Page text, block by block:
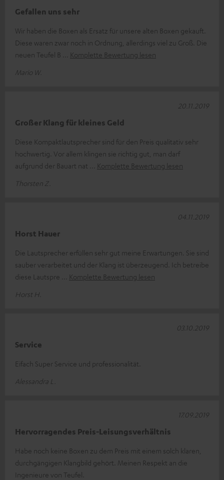
Gefallen uns sehr
Wir haben die Boxen als Ersatz für unsere alten Boxen gekauft.
Diese waren zwar noch in Ordnung, allerdings viel zu Groß. Die
neuen Teufel B
Komplette Bewertung lesen
Mario W.
Großer Klang für kleines Geld
Diese Kompaktlautsprecher sind für den Preis qualitativ sehr
hochwertig. Vor allem klingen sie richtig gut, man darf
aufgrund der Bauart nat
Komplette Bewertung lesen
Thorsten Z.
20.11.2019
Horst Hauer
Die Lautsprecher erfüllen sehr gut meine Erwartungen. Sie sind
sauber verarbeitet und der Klang ist überzeugend. Ich betreibe
diese Lautspre
Komplette Bewertung lesen
Horst H.
04.11.2019
Service
Eifach Super Service und professionalität.
Alessandra L.
03.10.2019
Hervorragendes Preis-Leisungsverhältnis
Habe noch keine Boxen zu dem Preis mit einem solch klaren,
durchgängigen Klangbild gehört. Meinen Respekt an die
Ingenieure von Teufel.
17.09.2019